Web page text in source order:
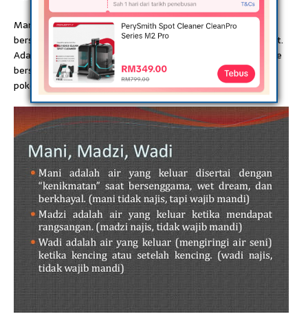
Mandi la lepas bangun subuh. conclusion is, nak solat je,
bersihkan tempat tu ye. Dan najis jangan bawa dalam solat.
Ada jugak sesetengah tu . dia dah bersihkan . then lepas die
bersihkan die buka seluar dalam dan mungkin simpan dlm
poket baju . bila solat lupa nak letak tempat lain…